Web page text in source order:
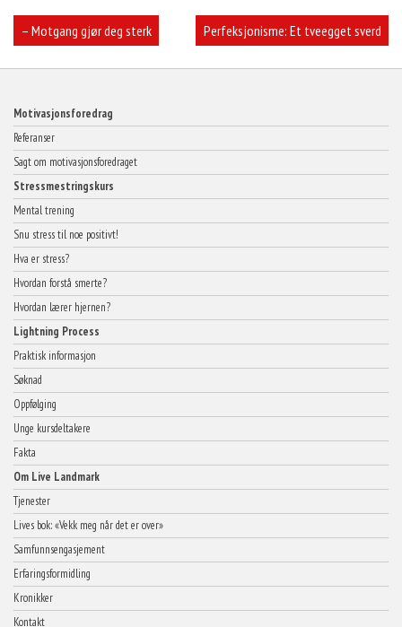
Innleggsnavigasjon
– Motgang gjør deg sterk Perfeksjonisme: Et tveegget sverd
Motivasjonsforedrag
Referanser
Sagt om motivasjonsforedraget
Stressmestringskurs
Mental trening
Snu stress til noe positivt!
Hva er stress?
Hvordan forstå smerte?
Hvordan lærer hjernen?
Lightning Process
Praktisk informasjon
Søknad
Oppfølging
Unge kursdeltakere
Fakta
Om Live Landmark
Tjenester
Lives bok: «Vekk meg når det er over»
Samfunnsengasjement
Erfaringsformidling
Kronikker
Kontakt